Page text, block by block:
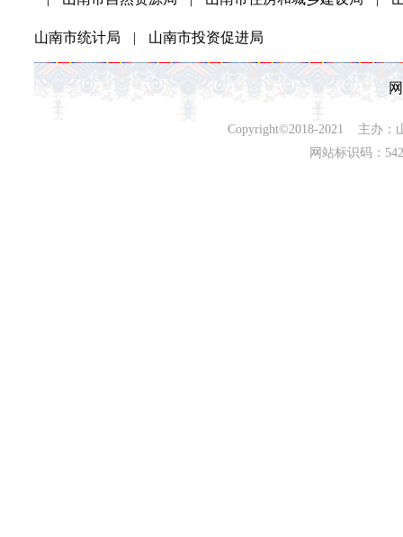
山南市统计局 | 山南市投资促进局
Copyright©2018-2021 主办：
网站标识码：